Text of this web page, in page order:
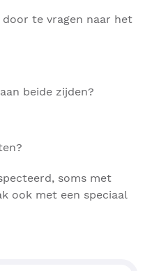
te vragen naar het
beide zijden?
soms met
ook met een speciaal